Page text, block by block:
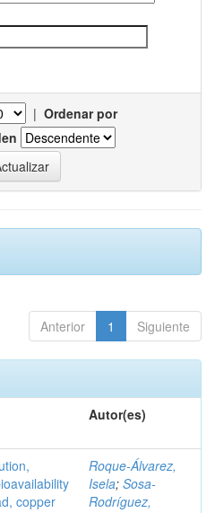
| Ordenar por
Anterior 1 Siguiente
Autor(es)
copper
Roque-Álvarez,
Isela; Sosa-
Rodríguez,